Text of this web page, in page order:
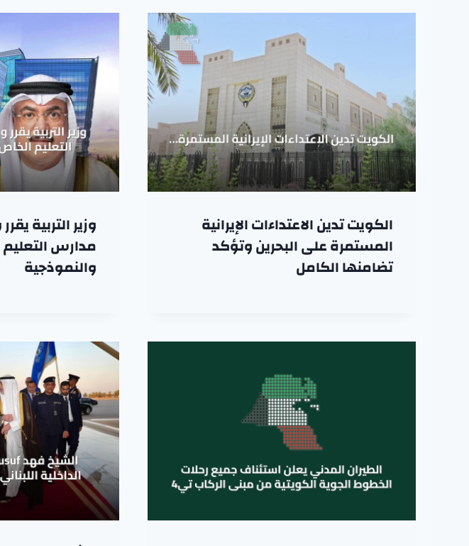
الكويت تدين الاعتداءات الإيرانية
المستمرة على البحرين وتؤكد
تضامنها الكامل
وزير التربية
مدارس التعليم
والنموذجية